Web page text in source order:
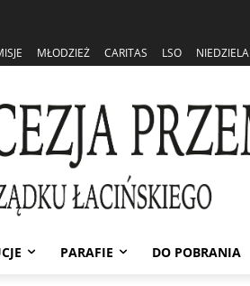
MŁODZIEŻ CARITAS LSO NIEDZIELA
PARAFIE DO POBRANIA